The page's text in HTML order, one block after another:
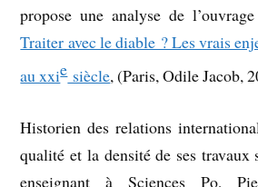
propose une analyse de
Traiter avec le diable ? Les vrais
au xxiesiècle, (Paris, Odile Jacob,
Historien des relations
qualité et la densité de ses
enseignant à Sciences Po,